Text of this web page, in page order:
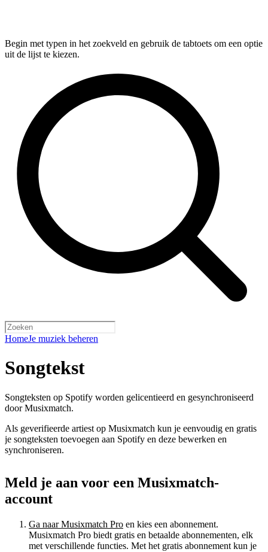
Begin met typen in het zoekveld en gebruik de tabtoets om een optie
uit de lijst te kiezen.
HomeJe muziek beheren
Songtekst
Songteksten op Spotify worden gelicentieerd en gesynchroniseerd
door Musixmatch.
Als geverifieerde artiest op Musixmatch kun je eenvoudig en gratis
je songteksten toevoegen aan Spotify en deze bewerken en
synchroniseren.
Meld je aan voor een Musixmatch-
account
Ga naar Musixmatch Pro en kies een abonnement.
Musixmatch Pro biedt gratis en betaalde abonnementen, elk
met verschillende functies. Met het gratis abonnement kun je